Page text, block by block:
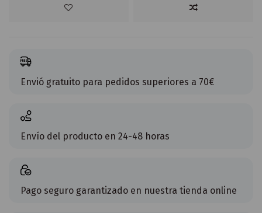
Envió gratuito para pedidos superiores a 70€
Envío del producto en 24-48 horas
Pago seguro garantizado en nuestra tienda online